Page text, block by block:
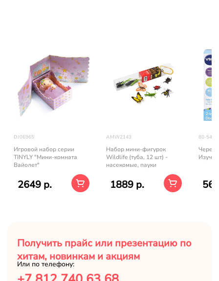
DJ06965
Игровой набор серии
TINYLY "Мини-комната
Вайолет"
2649 р.
AMW2143
Набор мини-фигурок
Wildlife (туба, 12 шт) -
насекомые, пауки
1889 р.
80-
Получить прайс или презентацию по
хитам, новинкам и акциям
Или по телефону: